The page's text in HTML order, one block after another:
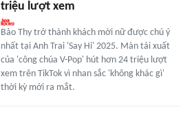
triệu lượt xem
Bảo Thy trở thành khách mời nữ được chú ý
nhất tại Anh Trai 'Say Hi' 2025. Màn tái xuất
của 'công chúa V-Pop' hút hơn 24 triệu lượt
xem trên TikTok vì nhan sắc 'không khác gì'
thời kỳ mới ra mắt.